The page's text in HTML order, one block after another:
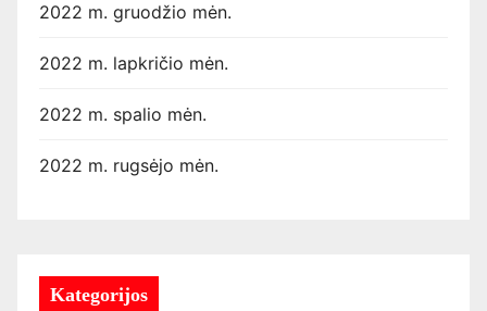
2022 m. gruodžio mėn.
2022 m. lapkričio mėn.
2022 m. spalio mėn.
2022 m. rugsėjo mėn.
Kategorijos